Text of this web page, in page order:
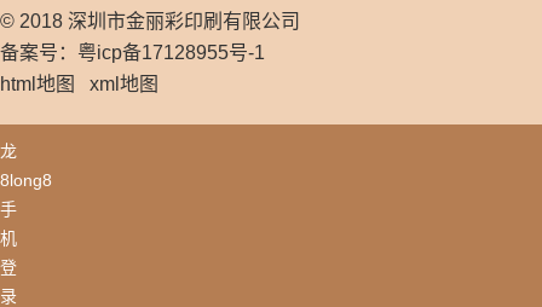
© 2018 深圳市金丽彩印刷有限公司
备案号：粤icp备17128955号-1
html地图
xml地图
龙
8long8
手
机
登
录